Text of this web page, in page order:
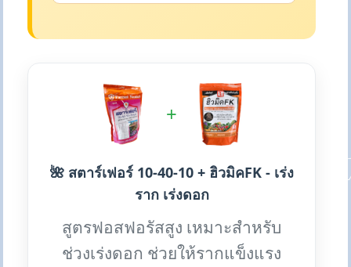
+
🌺 สตาร์เฟอร์ 10-40-10 + ฮิวมิคFK - เร่ง
ราก เร่งดอก
สูตรฟอสฟอรัสสูง เหมาะสำหรับ
ช่วงเร่งดอก ช่วยให้รากแข็งแรง